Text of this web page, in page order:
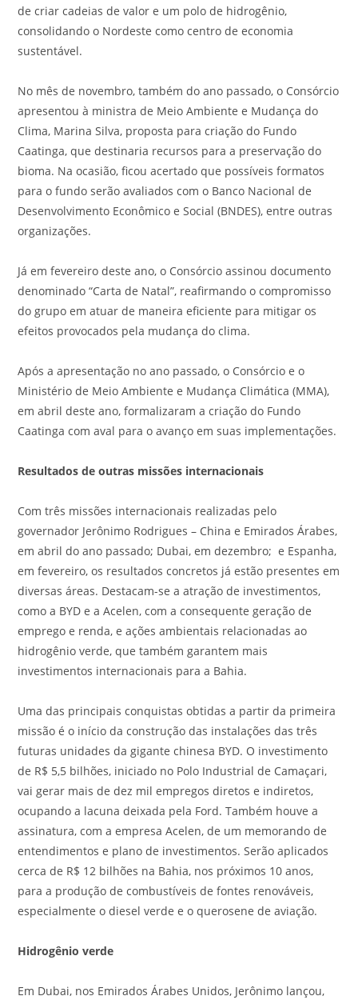
de criar cadeias de valor e um polo de hidrogênio,
consolidando o Nordeste como centro de economia
sustentável.
No mês de novembro, também do ano passado, o Consórcio
apresentou à ministra de Meio Ambiente e Mudança do
Clima, Marina Silva, proposta para criação do Fundo
Caatinga, que destinaria recursos para a preservação do
bioma. Na ocasião, ficou acertado que possíveis formatos
para o fundo serão avaliados com o Banco Nacional de
Desenvolvimento Econômico e Social (BNDES), entre outras
organizações.
Já em fevereiro deste ano, o Consórcio assinou documento
denominado “Carta de Natal”, reafirmando o compromisso
do grupo em atuar de maneira eficiente para mitigar os
efeitos provocados pela mudança do clima.
Após a apresentação no ano passado, o Consórcio e o
Ministério de Meio Ambiente e Mudança Climática (MMA),
em abril deste ano, formalizaram a criação do Fundo
Caatinga com aval para o avanço em suas implementações.
Resultados de outras missões internacionais
Com três missões internacionais realizadas pelo
governador Jerônimo Rodrigues – China e Emirados Árabes,
em abril do ano passado; Dubai, em dezembro; e Espanha,
em fevereiro, os resultados concretos já estão presentes em
diversas áreas. Destacam-se a atração de investimentos,
como a BYD e a Acelen, com a consequente geração de
emprego e renda, e ações ambientais relacionadas ao
hidrogênio verde, que também garantem mais
investimentos internacionais para a Bahia.
Uma das principais conquistas obtidas a partir da primeira
missão é o início da construção das instalações das três
futuras unidades da gigante chinesa BYD. O investimento
de R$ 5,5 bilhões, iniciado no Polo Industrial de Camaçari,
vai gerar mais de dez mil empregos diretos e indiretos,
ocupando a lacuna deixada pela Ford. Também houve a
assinatura, com a empresa Acelen, de um memorando de
entendimentos e plano de investimentos. Serão aplicados
cerca de R$ 12 bilhões na Bahia, nos próximos 10 anos,
para a produção de combustíveis de fontes renováveis,
especialmente o diesel verde e o querosene de aviação.
Hidrogênio verde
Em Dubai, nos Emirados Árabes Unidos, Jerônimo lançou,